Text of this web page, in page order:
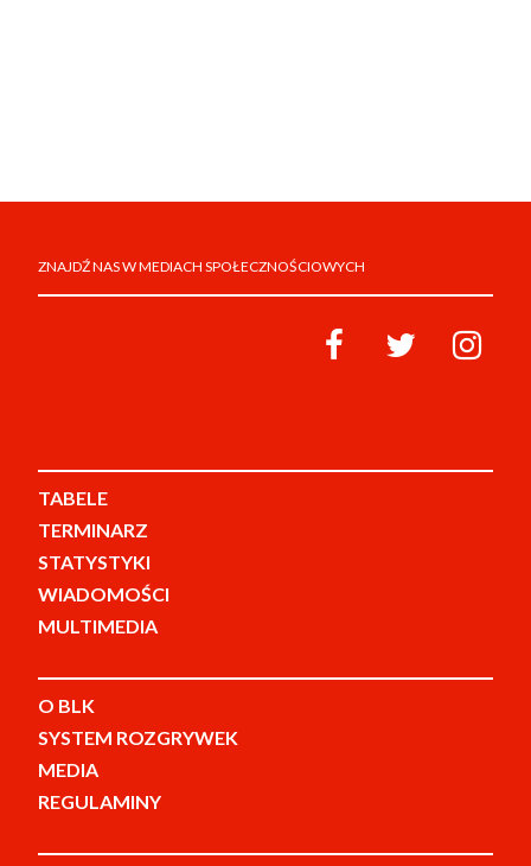
ZNAJDŹ NAS W MEDIACH SPOŁECZNOŚCIOWYCH
TABELE
TERMINARZ
STATYSTYKI
WIADOMOŚCI
MULTIMEDIA
O BLK
SYSTEM ROZGRYWEK
MEDIA
REGULAMINY